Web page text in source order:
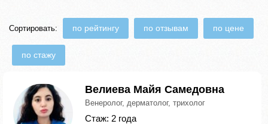
Сортировать: по рейтингу по отзывам по цене
по стажу
Велиева Майя Самедовна
Венеролог, дерматолог, трихолог
Стаж: 2 года